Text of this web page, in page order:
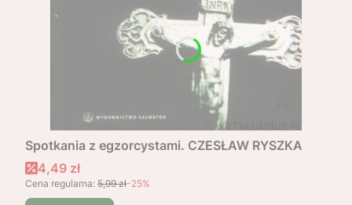
Spotkania z egzorcystami. CZESŁAW RYSZKA
Cena promocyjna
4,49 zł
Cena regularna: 5,99 zł-25%